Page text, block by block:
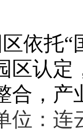
依托“
区认定
合 ， 产
位：连